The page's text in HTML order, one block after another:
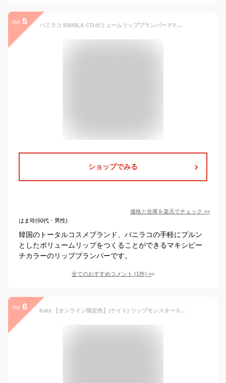
no. 5 バニラコ BANILA COボリュームリッププランパー #マキシピーチ 3.8g[ リップケア・リップクリーム ] 国内発送 韓国コスメ
ショップでみる
価格と在庫を楽天でチェック >>
はま玲(60代・男性)
韓国のトータルコスメブランド、バニラコの手軽にプルン
としたボリュームリップをつくることができるマキシピー
チカラーのリップブランバーです。
全てのおすすめコメント (1件) >
no. 6 Kate 【オンライン限定色】(ケイト) リップモンスター 09 口紅 3g